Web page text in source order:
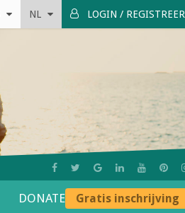
NL LOGIN / REGISTREER
DONATE Gratis inschrijving